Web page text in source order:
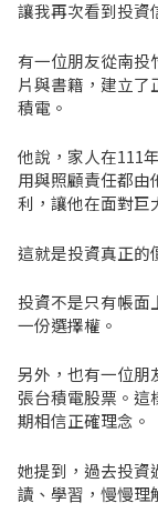
讓我再次看到投資
有一位朋友從南投
片與書籍，建立
積電。
他說，家人在111
用與照顧責任都由
利，讓他在面對巨
這就是投資真正的
投資不是只有帳面
一份選擇權。
另外，也有一位朋
張台積電股票。這
期相信正確理念。
她提到，過去投資
讀、學習，慢慢理